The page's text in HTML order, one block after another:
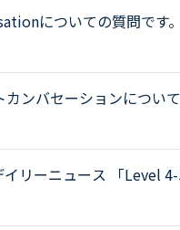
についての質問で
this evening.Olivia
カンバセーションにつ
having a meeting.
イリーニュース 「Level
small size of teeth in